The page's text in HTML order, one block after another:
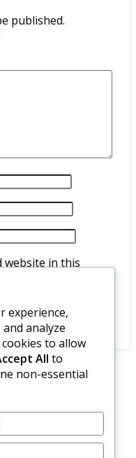
published.
website in this
experience,
analyze
to allow
All to
non-essential